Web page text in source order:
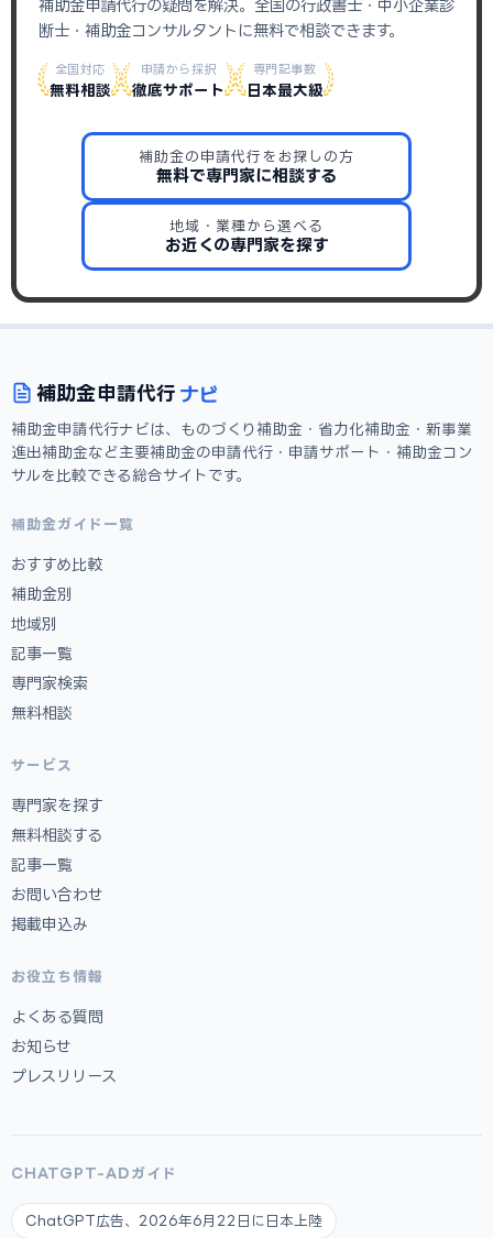
補助金申請代行の疑問を解決。全国の行政書士・中小企業診
断士・補助金コンサルタントに無料で相談できます。
全国対応
無料相談
申請から採択
徹底サポート
専門記事数
日本最大級
補助金の申請代行をお探しの方
無料で専門家に相談する
地域・業種から選べる
お近くの専門家を探す
補助金申請代行 ナビ
補助金申請代行ナビは、ものづくり補助金・省力化補助金・新事業
進出補助金など主要補助金の申請代行・申請サポート・補助金コン
サルを比較できる総合サイトです。
補助金ガイド一覧
おすすめ比較
補助金別
地域別
記事一覧
専門家検索
無料相談
サービス
専門家を探す
無料相談する
記事一覧
お問い合わせ
掲載申込み
お役立ち情報
よくある質問
お知らせ
プレスリリース
CHATGPT-ADガイド
ChatGPT広告、2026年6月22日に日本上陸